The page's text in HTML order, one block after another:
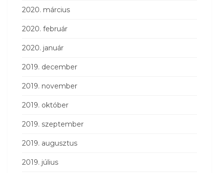
2020. március
2020. február
2020. január
2019. december
2019. november
2019. október
2019. szeptember
2019. augusztus
2019. július